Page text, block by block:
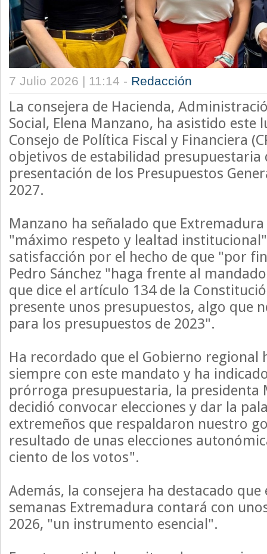
7 Julio 2026 | 11:14 - Redacción
La consejera de Hacienda,
Social, Elena Manzano, ha asistido este
Consejo de Política Fiscal y Financiera
objetivos de estabilidad presupuestaria
presentación de los Presupuestos
2027.
Manzano ha señalado que Extremadura
"máximo respeto y lealtad
satisfacción por el hecho de que "por
Pedro Sánchez "haga frente al
que dice el artículo 134 de la
presente unos presupuestos, algo que
para los presupuestos de 2023".
Ha recordado que el Gobierno regional
siempre con este mandato y ha
prórroga presupuestaria, la presidenta
decidió convocar elecciones y dar la
extremeños que respaldaron nuestro
resultado de unas elecciones
ciento de los votos".
Además, la consejera ha destacado que
semanas Extremadura contará con
2026, "un instrumento esencial".